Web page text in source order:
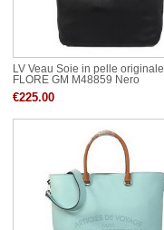
LV Veau Soie in pelle originale
FLORE GM M48859 Nero
€225.00